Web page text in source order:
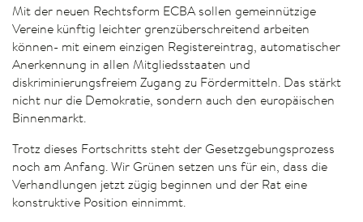
Mit der neuen Rechtsform ECBA sollen gemeinnützige
Vereine künftig leichter grenzüberschreitend arbeiten
können- mit einem einzigen Registereintrag, automatischer
Anerkennung in allen Mitgliedsstaaten und
diskriminierungsfreiem Zugang zu Fördermitteln. Das stärkt
nicht nur die Demokratie, sondern auch den europäischen
Binnenmarkt.
Trotz dieses Fortschritts steht der Gesetzgebungsprozess
noch am Anfang. Wir Grünen setzen uns für ein, dass die
Verhandlungen jetzt zügig beginnen und der Rat eine
konstruktive Position einnimmt.